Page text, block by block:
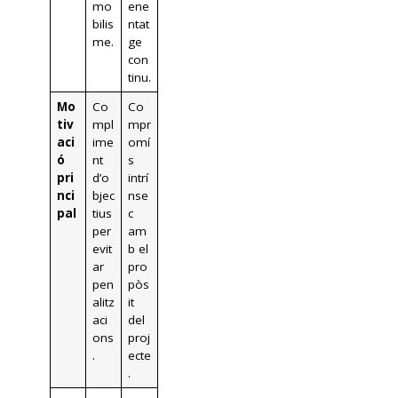
mo
bilis
me.
ene
ntat
ge
con
tinu.
Mo
tiv
aci
ó
pri
nci
pal
Co
mpl
ime
nt
d’o
bjec
tius
per
evit
ar
pen
alitz
aci
ons
.
Co
mpr
omí
s
intrí
nse
c
am
b el
pro
pòs
it
del
proj
ecte
.